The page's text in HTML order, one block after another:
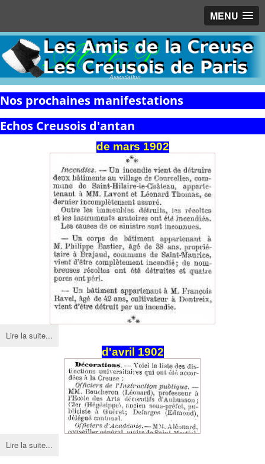
MENU
Association
Nos prochaines manifestations
Echos Creusois d'antan
de mars 1902
Lire la suite...
d'avril 1902
Lire la suite...